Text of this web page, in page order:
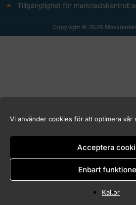
Vi använder cookies för att optimera vår
Acceptera
Enbart
Kakor
Tillgänglighet för
Copyright © 2026